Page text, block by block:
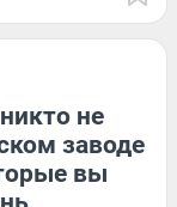
не
заводе
вы